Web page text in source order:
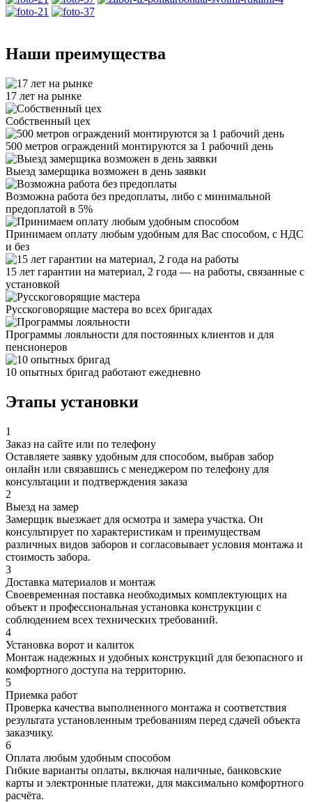
Наши преимущества
17 лет на рынке
Собственный цех
500 метров ограждений монтируются за 1 рабочий день
Выезд замерщика возможен в день заявки
Возможна работа без предоплаты, либо с минимальной
предоплатой в 5%
Принимаем оплату любым удобным для Вас способом, с НДС
и без
15 лет гарантии на материал, 2 года — на работы, связанные с
установкой
Русскоговорящие мастера во всех бригадах
Программы лояльности для постоянных клиентов и для
пенсионеров
10 опытных бригад работают ежедневно
Этапы установки
1
Заказ на сайте или по телефону
Оставляете заявку удобным для способом, выбрав забор
онлайн или связавшись с менеджером по телефону для
консультации и подтверждения заказа
2
Выезд на замер
Замерщик выезжает для осмотра и замера участка. Он
консультирует по характеристикам и преимуществам
различных видов заборов и согласовывает условия монтажа и
стоимость забора.
3
Доставка материалов и монтаж
Своевременная поставка необходимых комплектующих на
объект и профессиональная установка конструкции с
соблюдением всех технических требований.
4
Установка ворот и калиток
Монтаж надежных и удобных конструкций для безопасного и
комфортного доступа на территорию.
5
Приемка работ
Проверка качества выполненного монтажа и соответствия
результата установленным требованиям перед сдачей объекта
заказчику.
6
Оплата любым удобным способом
Гибкие варианты оплаты, включая наличные, банковские
карты и электронные платежи, для максимально комфортного
расчёта.